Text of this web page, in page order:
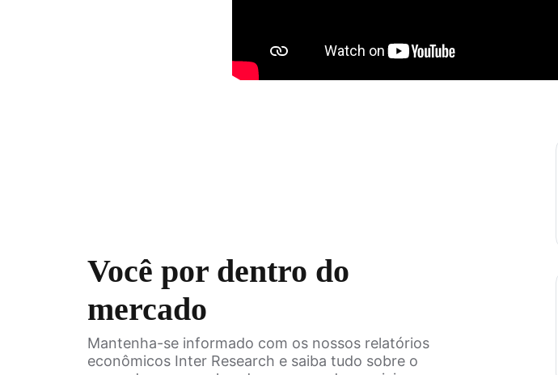
Você por dentro do
mercado
Mantenha-se informado com os nossos relatórios
econômicos Inter Research e saiba tudo sobre o